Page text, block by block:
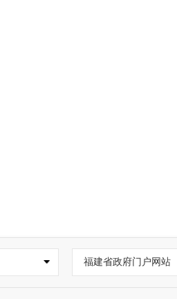
福建省政府门户网站